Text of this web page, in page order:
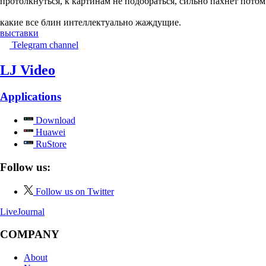
какие все блин интеллектуально жаждущие.
выставки
Telegram channel
LJ Video
Applications
Download
Huawei
RuStore
Follow us:
Follow us on Twitter
LiveJournal
COMPANY
About